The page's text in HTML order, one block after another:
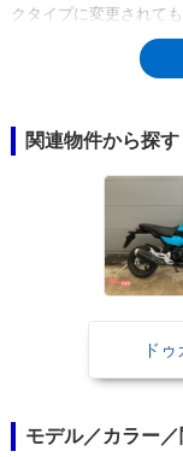
クタイプに変更されて
の通り、848が熟成さ
899パニガーレ。スー
関連物件から探す
ド
モデル／カラー